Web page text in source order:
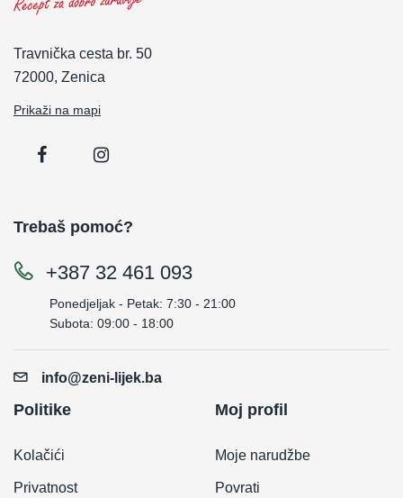
Travnička cesta br. 50
72000, Zenica
Prikaži na mapi
Trebaš pomoć?
+387 32 461 093
Ponedjeljak - Petak: 7:30 - 21:00
Subota: 09:00 - 18:00
info@zeni-lijek.ba
Politike
Kolačići
Privatnost
Moj profil
Moje narudžbe
Povrati